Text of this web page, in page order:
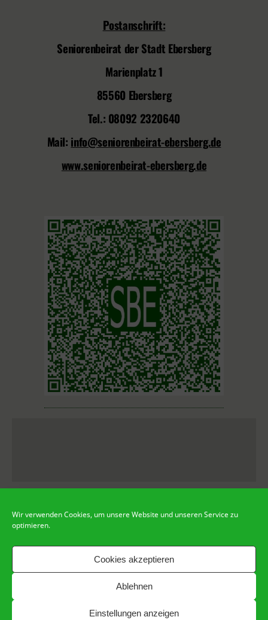
Wir verwenden Cookies, um unsere Website und unseren Service zu
optimieren.
Cookies akzeptieren
Ablehnen
Einstellungen anzeigen
Postanschrift:
Seniorenbeirat der Stadt Ebersberg
Marienplatz 1
85560 Ebersberg
Tel.: 08092 2320640
Mail: info@seniorenbeirat-ebersberg.de
www.seniorenbeirat-ebersberg.de
Bereitgestellt von